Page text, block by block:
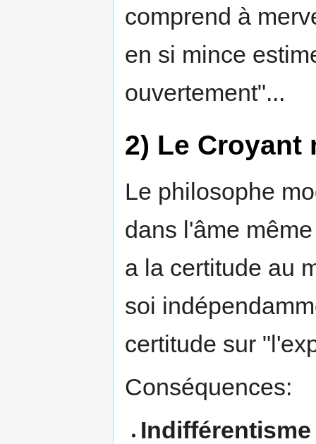
comprend à
en si mince
ouvertement"...
2) Le Croyant
Le philosophe
dans l'âme
a la certitude au
soi
certitude sur
Conséquences: